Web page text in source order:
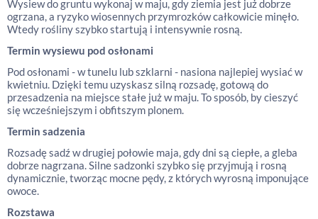
Wysiew do gruntu wykonaj w maju, gdy ziemia jest już dobrze
ogrzana, a ryzyko wiosennych przymrozków całkowicie minęło.
Wtedy rośliny szybko startują i intensywnie rosną.
Termin wysiewu pod osłonami
Pod osłonami - w tunelu lub szklarni - nasiona najlepiej wysiać w
kwietniu. Dzięki temu uzyskasz silną rozsadę, gotową do
przesadzenia na miejsce stałe już w maju. To sposób, by cieszyć
się wcześniejszym i obfitszym plonem.
Termin sadzenia
Rozsadę sadź w drugiej połowie maja, gdy dni są ciepłe, a gleba
dobrze nagrzana. Silne sadzonki szybko się przyjmują i rosną
dynamicznie, tworząc mocne pędy, z których wyrosną imponujące
owoce.
Rozstawa